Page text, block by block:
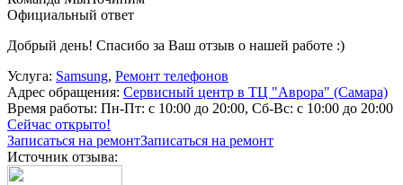
Официальный ответ
Добрый день! Спасибо за Ваш отзыв о нашей работе :)
Услуга: Samsung, Ремонт телефонов
Адрес обращения: Сервисный центр в ТЦ "Аврора" (Самара)
Время работы: Пн-Пт: с 10:00 до 20:00, Сб-Вс: с 10:00 до 20:00
Сейчас открыто!
Записаться на ремонтЗаписаться на ремонт
Источник отзыва: